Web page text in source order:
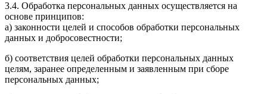
3.4. Обработка персональных данных осуществляется на
основе принципов:
а) законности целей и способов обработки персональных
данных и добросовестности;
б) соответствия целей обработки персональных данных
целям, заранее определенным и заявленным при сборе
персональных данных;